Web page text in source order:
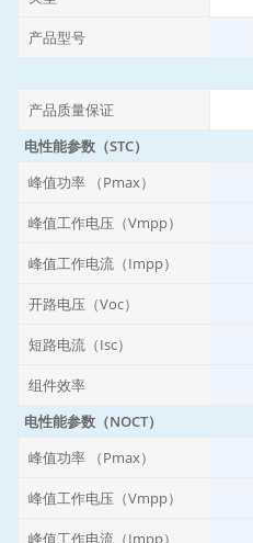
产品型号
产品质量保证
电性能参数（STC）
峰值功率 （Pmax）
峰值工作电压（Vmpp）
峰值工作电流（Impp）
开路电压（Voc）
短路电流（Isc）
组件效率
电性能参数（NOCT）
峰值功率 （Pmax）
峰值工作电压（Vmpp）
峰值工作电流（Impp）